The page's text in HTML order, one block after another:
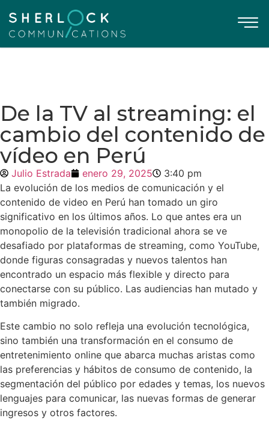
De la TV al streaming: el
cambio del contenido de
vídeo en Perú
Julio Estrada enero 29, 2025
3:40 pm
La evolución de los medios de comunicación y el
contenido de video en Perú han tomado un giro
significativo en los últimos años. Lo que antes era un
monopolio de la televisión tradicional ahora se ve
desafiado por plataformas de streaming, como YouTube,
donde figuras consagradas y nuevos talentos han
encontrado un espacio más flexible y directo para
conectarse con su público. Las audiencias han mutado y
también migrado.
Este cambio no solo refleja una evolución tecnológica,
sino también una transformación en el consumo de
entretenimiento online que abarca muchas aristas como
las preferencias y hábitos de consumo de contenido, la
segmentación del público por edades y temas, los nuevos
lenguajes para comunicar, las nuevas formas de generar
ingresos y otros factores.